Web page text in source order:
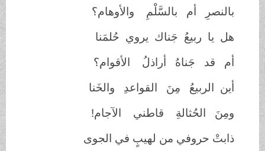
بالنصرِ أم بالسَّلْمِ والأوهام؟
هل يا ربيعُ جَناك يروي حُلمَنا
أم قد جَناهُ أراذلُ الأقوام؟
أين الربيعُ مِنَ القواعدِ والخَنا
ومِنَ الحُثالةِ قاطني الآجام!
ذابتْ حروفي من لهيبٍ في الجوى